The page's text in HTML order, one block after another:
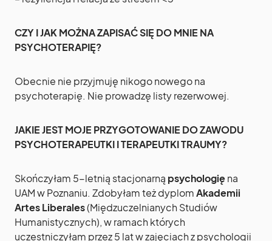
CZY I JAK MOŻNA ZAPISAĆ SIĘ DO MNIE NA
PSYCHOTERAPIĘ?
Obecnie nie przyjmuję nikogo nowego na
psychoterapię. Nie prowadzę listy rezerwowej.
JAKIE JEST MOJE PRZYGOTOWANIE DO ZAWODU
PSYCHOTERAPEUTKI I TERAPEUTKI TRAUMY?
Skończyłam 5-letnią stacjonarną psychologięna
UAM w Poznaniu. Zdobyłam też dyplomAkademii
Artes Liberales(Międzuczelnianych Studiów
Humanistycznych), w ramach których
uczestniczyłam przez 5 lat w zajęciach z psychologii